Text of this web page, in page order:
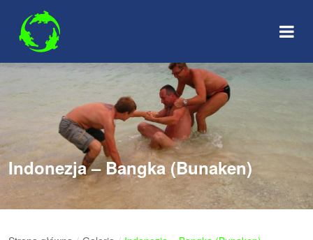
content
Indonezja – Bangka (Bunaken)